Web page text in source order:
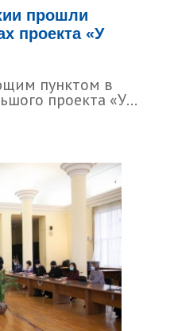
прошли
проекта «У
пунктом в
проекта «У...